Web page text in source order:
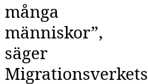
många
människor”,
säger
Migrationsverkets